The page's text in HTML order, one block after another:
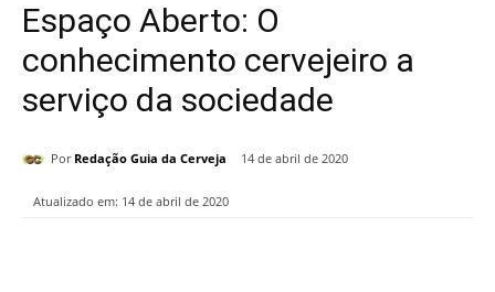
Espaço Aberto: O
conhecimento cervejeiro a
serviço da sociedade
Por Redação Guia da Cerveja 14 de abril de 2020
Atualizado em: 14 de abril de 2020